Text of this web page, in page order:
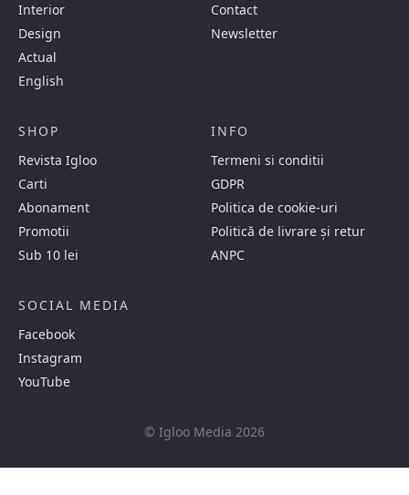
Interior
Design
Actual
English
Contact
Newsletter
SHOP
Revista Igloo
Carti
Abonament
Promotii
Sub 10 lei
INFO
Termeni si conditii
GDPR
Politica de cookie-uri
Politică de livrare și retur
ANPC
SOCIAL MEDIA
Facebook
Instagram
YouTube
© Igloo Media 2026